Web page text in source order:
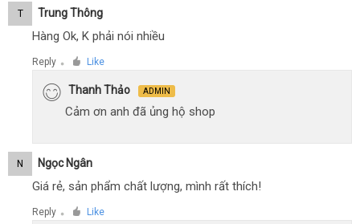
T Trung Thông
Hàng Ok, K phải nói nhiều
Reply ● Like
Thanh Thảo ADMIN
Cảm ơn anh đã ủng hộ shop
N Ngọc Ngân
Giá rẻ, sản phẩm chất lượng, mình rất thích!
Reply ● Like